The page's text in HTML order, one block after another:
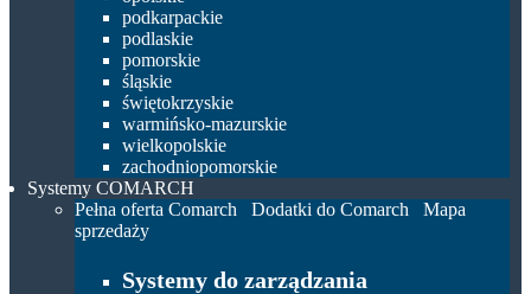
podkarpackie
podlaskie
pomorskie
śląskie
świętokrzyskie
warmińsko-mazurskie
wielkopolskie
zachodniopomorskie
Systemy COMARCH
Pełna oferta Comarch
Dodatki do Comarch
Mapa
sprzedaży
Systemy do zarządzania